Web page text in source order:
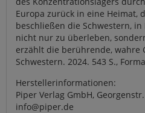
Europa zurück in eine Heimat,
beschließen die Schwestern,
nicht nur zu überleben,
erzählt die berührende, wahre
Schwestern. 2024. 543 S.,
Herstellerinformationen:
Piper Verlag GmbH,
info@piper.de